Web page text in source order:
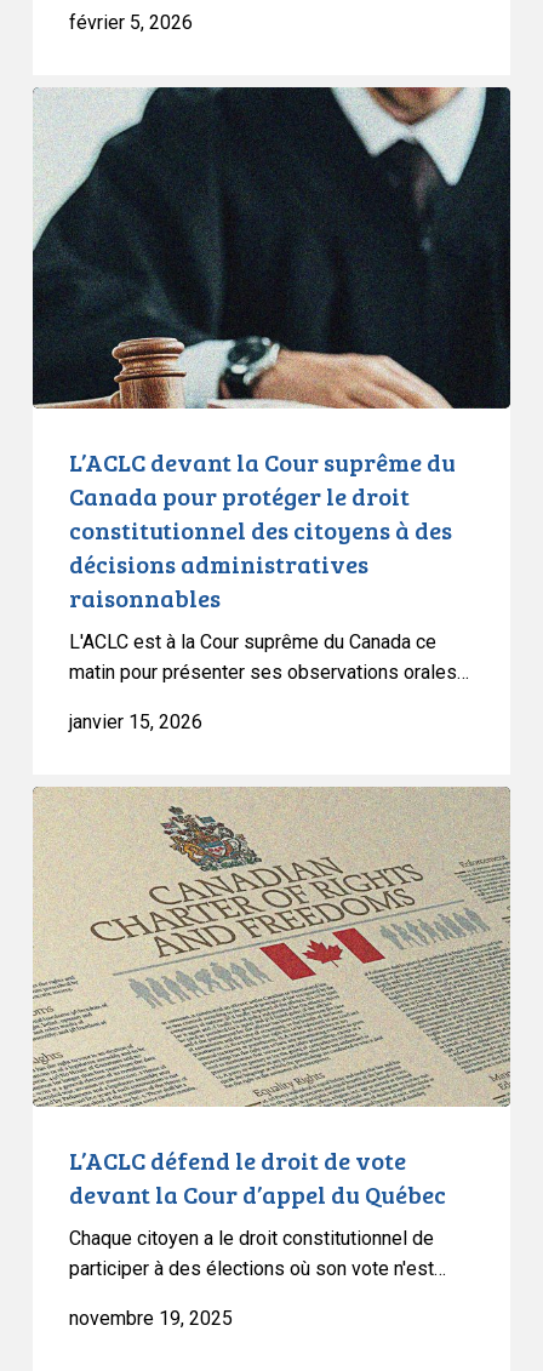
février 5, 2026
L’ACLC
devant
la
Cour
suprême
du
Canada
pour
protéger
le
droit
citoyens
décisions
administratives
raisonnables
L’ACLC devant la Cour suprême du
Canada pour protéger le droit
constitutionnel des citoyens à des
décisions administratives
raisonnables
L'ACLC est à la Cour suprême du Canada ce
matin pour présenter ses observations orales…
janvier 15, 2026
L’ACLC
défend
le
droit
de
vote
devant
la
Cour
d’appel
L’ACLC défend le droit de vote
devant la Cour d’appel du Québec
Chaque citoyen a le droit constitutionnel de
participer à des élections où son vote n'est…
novembre 19, 2025